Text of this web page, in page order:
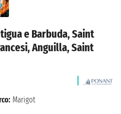
e Barbuda, Saint
Anguilla, Saint
Marigot